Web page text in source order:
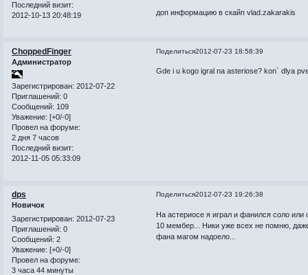
Последний визит:
2012-10-13 20:48:19
доп информацию в скайп vlad.zakarakis
Поделиться2012-07-23 18:58:39
ChoppedFinger
Администратор
Зарегистрирован: 2012-07-22
Приглашений: 0
Сообщений: 109
Уважение: [+0/-0]
Провел на форуме:
2 дня 7 часов
Последний визит:
2012-11-05 05:33:09
Gde i u kogo igral na asteriose? kon` dlya
Поделиться2012-07-23 19:26:38
dps
Новичок
Зарегистрирован: 2012-07-23
Приглашений: 0
Сообщений: 2
Уважение: [+0/-0]
Провел на форуме:
3 часа 44 минуты
На астериосе я играл и фанился соло или
10 мембер... Ники уже всех не помню,
фана магом надоело...